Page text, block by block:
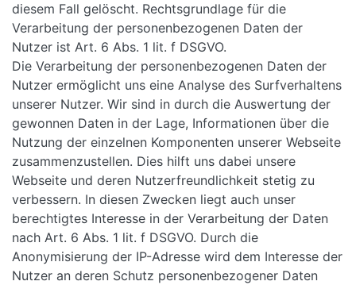
diesem Fall gelöscht. Rechtsgrundlage für die
Verarbeitung der personenbezogenen Daten der
Nutzer ist Art. 6 Abs. 1 lit. f DSGVO.
Die Verarbeitung der personenbezogenen Daten der
Nutzer ermöglicht uns eine Analyse des Surfverhaltens
unserer Nutzer. Wir sind in durch die Auswertung der
gewonnen Daten in der Lage, Informationen über die
Nutzung der einzelnen Komponenten unserer Webseite
zusammenzustellen. Dies hilft uns dabei unsere
Webseite und deren Nutzerfreundlichkeit stetig zu
verbessern. In diesen Zwecken liegt auch unser
berechtigtes Interesse in der Verarbeitung der Daten
nach Art. 6 Abs. 1 lit. f DSGVO. Durch die
Anonymisierung der IP-Adresse wird dem Interesse der
Nutzer an deren Schutz personenbezogener Daten